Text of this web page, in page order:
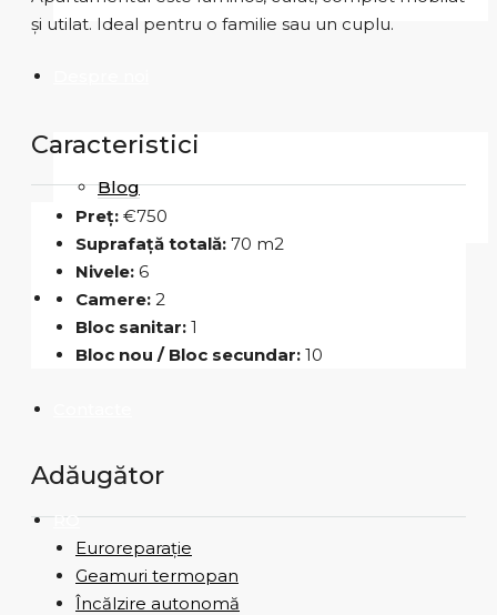
Blog
Carieră
RO
și utilat. Ideal pentru o familie sau un cuplu.
Caracteristici
Preț: €750
Suprafață totală: 70 m2
Nivele: 6
Camere: 2
Bloc sanitar: 1
Bloc nou / Bloc secundar: 10
Adăugător
Euroreparație
Geamuri termopan
Încălzire autonomă